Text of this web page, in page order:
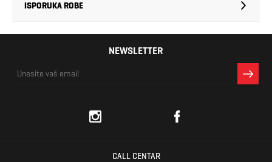
ISPORUKA ROBE
NEWSLETTER
CALL CENTAR